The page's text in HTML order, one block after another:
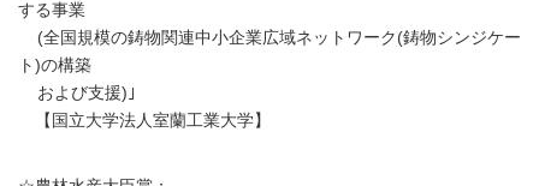
する事業
(全国規模の鋳物関連中小企業広域ネットワーク(鋳物シンジケー
ト)の構築
および支援)｣
【国立大学法人室蘭工業大学】